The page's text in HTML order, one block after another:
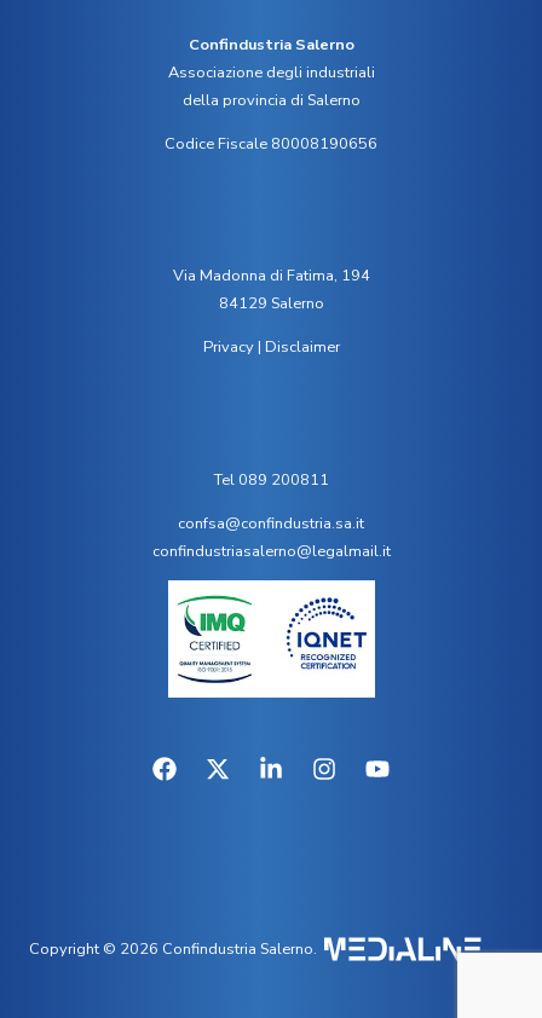
Confindustria Salerno
Associazione degli industriali
della provincia di Salerno
Codice Fiscale 80008190656
Via Madonna di Fatima, 194
84129 Salerno
Privacy| Disclaimer
Tel 089 200811
confsa@confindustria.sa.it
confindustriasalerno@legalmail.it
Copyright © 2026 Confindustria Salerno.